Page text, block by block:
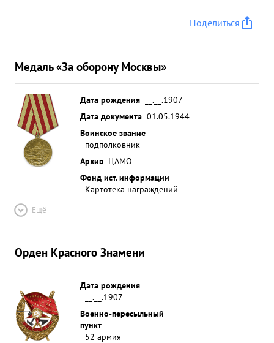
Поделиться
Медаль «За оборону Москвы»
Дата рождения
__.__.1907
Дата документа 01.05.1944
Воинское звание
подполковник
Архив ЦАМО
Фонд ист. информации
Картотека награждений
Ещё
Орден Красного Знамени
Дата рождения
__.__.1907
Военно-пересыльный
пункт
52 армия